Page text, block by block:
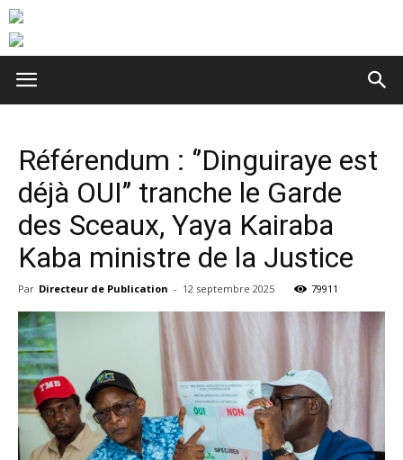
Référendum : ‘’Dinguiraye est
déjà OUI’’ tranche le Garde
des Sceaux, Yaya Kairaba
Kaba ministre de la Justice
Par Directeur de Publication - 12 septembre 2025 79911